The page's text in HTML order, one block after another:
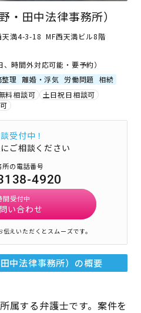
田中法律事務所）
天満4-3-18 MF西天満ビル8階
時間外対応可能・要予約）
理 離婚・浮気 労働問題 相続
料相談可
土日祝日相談可
受付中！
ご相談ください
所の電話番号
4920
間受付中
い合わせ
えいただくとスムーズです。
法律事務所） の概要
属する弁護士です。案件を